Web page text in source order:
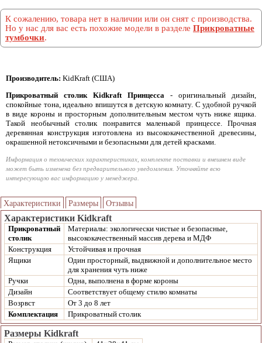
К сожалению, товара нет в наличии или он снят с производства.
Но у нас для вас есть похожие модели в разделе Прикроватные
тумбочки.
Производитель: KidKraft (США)
Прикроватный столик Kidkraft Принцесса - оригинальный дизайн,
спокойные тона, идеально впишутся в детскую комнату. С удобной ручкой
в виде короны и просторным дополнительным местом чуть ниже ящика.
Такой необычный столик понравится маленькой принцессе. Прочная
деревянная конструкция изготовлена из высококачественной древесины,
окрашенной нетоксичными и безопасными для детей красками.
Информация о технических характеристиках, комплекте поставки и внешнем виде
может быть изменена без предварительного уведомления. Уточняйте всю
интересующую вас информацию у менеджера.
Характеристики Размеры Отзывы
Характеристики Kidkraft
Прикроватный
столик
Материалы: экологически чистые и безопасные,
высококачественный массив дерева и МДФ
Конструкция
Устойчивая и прочная
Ящики
Один просторный, выдвижной и дополнительное место
для хранения чуть ниже
Ручки
Одна, выполнена в форме короны
Дизайн
Соответствует общему стилю комнаты
Возрвст
От 3 до 8 лет
Комплектация
Прикроватный столик
Размеры Kidkraft